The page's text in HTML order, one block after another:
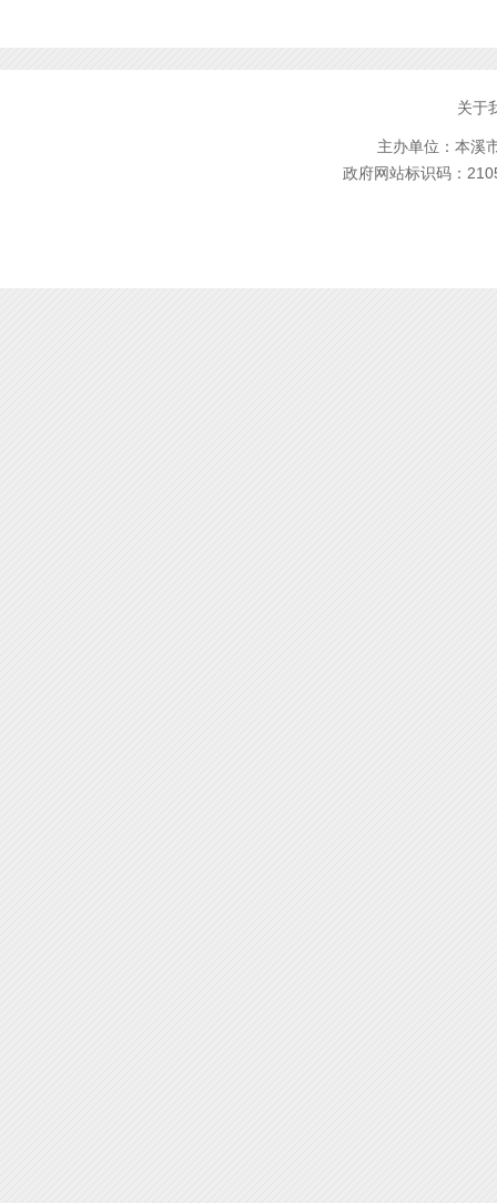
关于
主办单位：本溪
政府网站标识码：